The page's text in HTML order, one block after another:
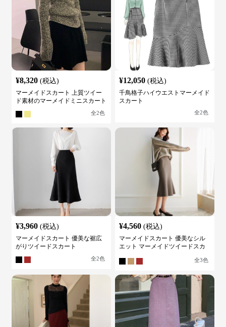
¥8,320 (税込)
マーメイドスカート 上質ツイー
ド素材のマーメイドミニスカート
全2色
¥12,050 (税込)
千鳥格子ハイウエストマーメイド
スカート
全2色
¥3,960 (税込)
マーメイドスカート 優美な裾広
がりツイードスカート
全2色
¥4,560 (税込)
マーメイドスカート 優美なシル
エット マーメイドツイードスカ
全3色